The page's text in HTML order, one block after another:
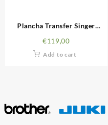
Plancha Transfer Singer
€119,00
Add to cart